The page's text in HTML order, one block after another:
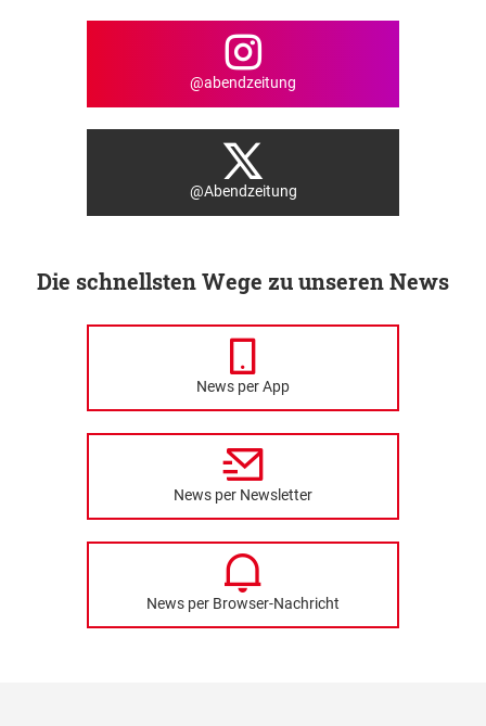
@abendzeitung
@Abendzeitung
Die schnellsten Wege zu unseren News
News per App
News per Newsletter
News per Browser-Nachricht